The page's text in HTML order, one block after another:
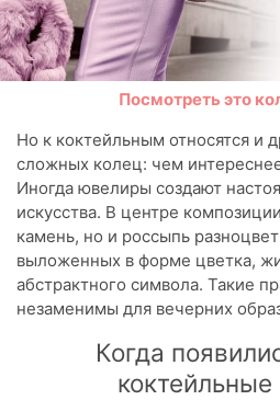
Посмотреть это
Но к коктейльным относятся и
сложных колец: чем
Иногда ювелиры создают
искусства. В центре
камень, но и россыпь
выложенных в форме цветка,
абстрактного символа. Такие
незаменимы для вечерних
Когда
коктейльные